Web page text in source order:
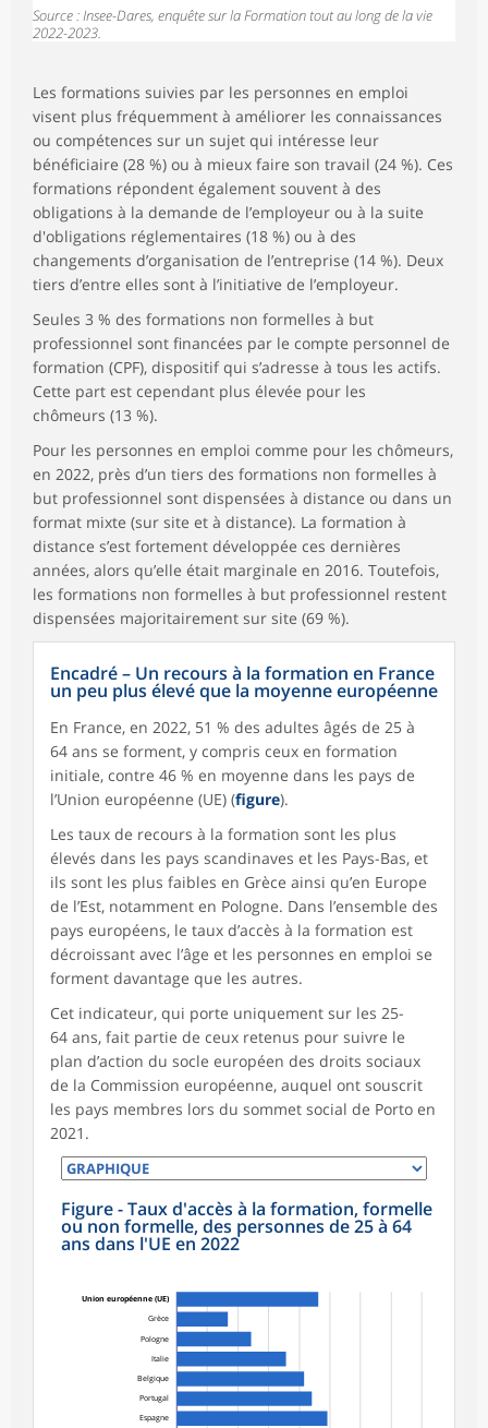
Individu
34
Utilisation du CPF
Source : Insee-Dares, enquête sur la Formation tout au long de la vie
2022-2023.
Les formations suivies par les personnes en emploi
visent plus fréquemment à améliorer les connaissances
ou compétences sur un sujet qui intéresse leur
bénéficiaire (28 %) ou à mieux faire son travail (24 %). Ces
formations répondent également souvent à des
obligations à la demande de l’employeur ou à la suite
d'obligations réglementaires (18 %) ou à des
changements d’organisation de l’entreprise (14 %). Deux
tiers d’entre elles sont à l’initiative de l’employeur.
Seules 3 % des formations non formelles à but
professionnel sont financées par le compte personnel de
formation (CPF), dispositif qui s’adresse à tous les actifs.
Cette part est cependant plus élevée pour les
chômeurs (13 %).
Pour les personnes en emploi comme pour les chômeurs,
en 2022, près d’un tiers des formations non formelles à
but professionnel sont dispensées à distance ou dans un
format mixte (sur site et à distance). La formation à
distance s’est fortement développée ces dernières
années, alors qu’elle était marginale en 2016. Toutefois,
les formations non formelles à but professionnel restent
dispensées majoritairement sur site (69 %).
Encadré – Un recours à la formation en France
un peu plus élevé que la moyenne européenne
En France, en 2022, 51 % des adultes âgés de 25 à
64 ans se forment, y compris ceux en formation
initiale, contre 46 % en moyenne dans les pays de
l’Union européenne (UE) (figure).
Les taux de recours à la formation sont les plus
élevés dans les pays scandinaves et les Pays-Bas, et
ils sont les plus faibles en Grèce ainsi qu’en Europe
de l’Est, notamment en Pologne. Dans l’ensemble des
pays européens, le taux d’accès à la formation est
décroissant avec l’âge et les personnes en emploi se
forment davantage que les autres.
Cet indicateur, qui porte uniquement sur les 25-
64 ans, fait partie de ceux retenus pour suivre le
plan d’action du socle européen des droits sociaux
de la Commission européenne, auquel ont souscrit
les pays membres lors du sommet social de Porto en
2021.
Figure - Taux d'accès à la formation, formelle
ou non formelle, des personnes de 25 à 64
ans dans l'UE en 2022
Union européenne (UE)
Grèce
Pologne
Italie
Belgique
Portugal
Espagne